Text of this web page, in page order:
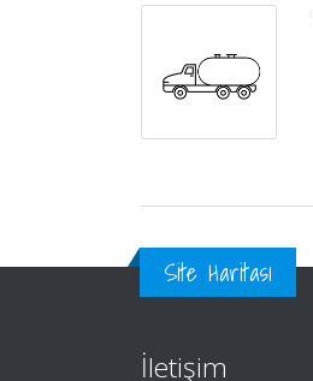
Site Haritası
İletişim